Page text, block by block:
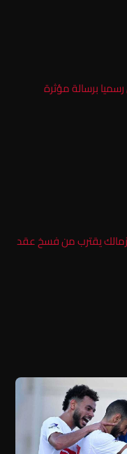
برسالة مؤثرة
يقترب من فسخ عقد